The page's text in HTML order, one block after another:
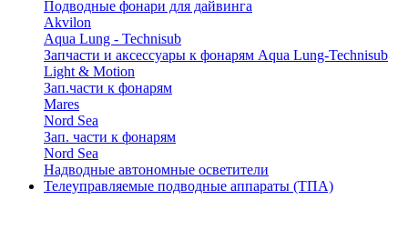
Подводные фонари для дайвинга
Akvilon
Aqua Lung - Technisub
Запчасти и аксессуары к фонарям Aqua Lung-Technisub
Light & Motion
Зап.части к фонарям
Mares
Nord Sea
Зап. части к фонарям
Nord Sea
Надводные автономные осветители
Телеуправляемые подводные аппараты (ТПА)